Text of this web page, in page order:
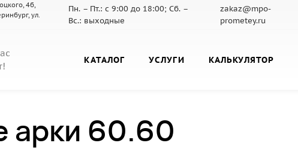
4б,
ул.
Пн. – Пт.: с 9:00 до 18:00; Сб. –
Вс.: выходные
zakaz@mpo-
prometey.ru
КАТАЛОГ УСЛУГИ КАЛЬКУЛЯТОР
арки 60.60